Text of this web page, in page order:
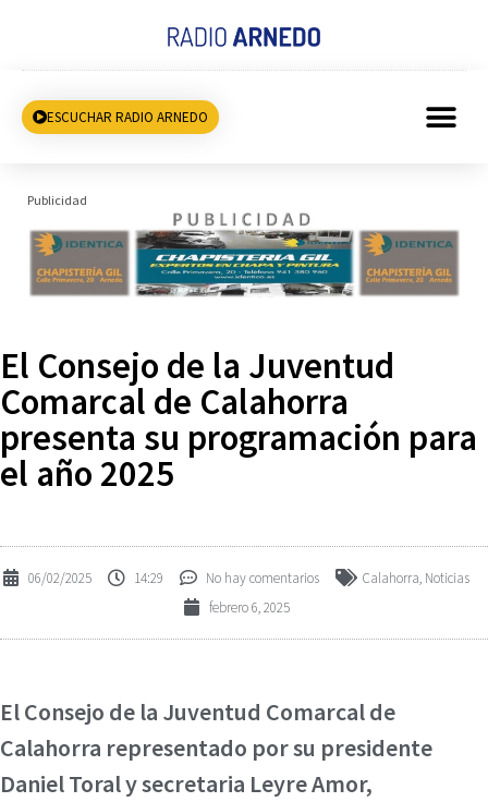
ESCUCHAR RADIO ARNEDO
Publicidad
El Consejo de la Juventud
Comarcal de Calahorra
presenta su programación para
el año 2025
06/02/2025 14:29 No hay comentarios Calahorra, Noticias
febrero 6, 2025
El Consejo de la Juventud Comarcal de
Calahorra representado por su presidente
Daniel Toral y secretaria Leyre Amor,